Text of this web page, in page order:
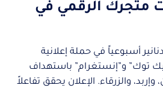
متجرك الرقمي في
أسبوعياً في حملة إعلانية
توك” و”إنستغرام” باستهداف
والزرقاء. الإعلان يحقق تفاعلاً